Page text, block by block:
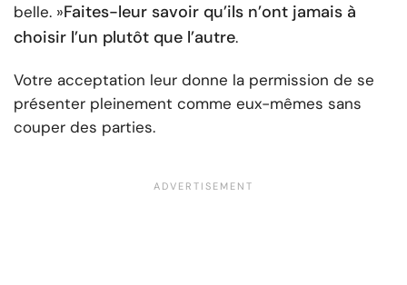
belle. »Faites-leur savoir qu’ils n’ont jamais à
choisir l’un plutôt que l’autre.
Votre acceptation leur donne la permission de se
présenter pleinement comme eux-mêmes sans
couper des parties.